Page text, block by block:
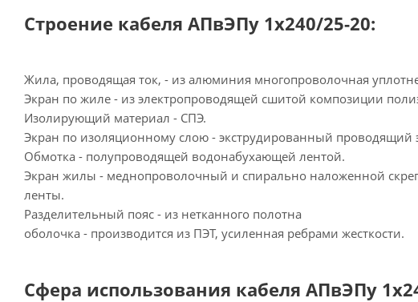
Строение кабеля АПвЭПу 1х240/25-20:
Жила, проводящая ток, - из алюминия многопроволочная
Экран по жиле - из электропроводящей сшитой композиции
Изолирующий материал - СПЭ.
Экран по изоляционному слою - экструдированный проводящий
Обмотка - полупроводящей водонабухающей лентой.
Экран жилы - меднопроволочный и спирально наложенной
ленты.
Разделительный пояс - из нетканного полотна
оболочка - производится из ПЭТ, усиленная ребрами жесткости.
Сфера использования кабеля АПвЭПу